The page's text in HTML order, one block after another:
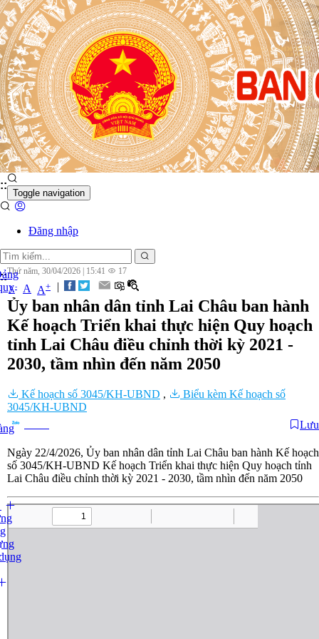
::
Toggle navigation
Đăng nhập
::Thứ năm, 30/04/2026 15:41
17
A- A A+ |
Ủy ban nhân dân tỉnh Lai Châu ban hành
Kế hoạch Triển khai thực hiện Quy hoạch
tỉnh Lai Châu điều chỉnh thời kỳ 2021 -
2030, tầm nhìn đến năm 2050
Kế hoạch số 3045/KH-UBND ,
Biểu kèm Kế hoạch số
3045/KH-UBND
Lưu
Ngày 22/4/2026, Ủy ban nhân dân tỉnh Lai Châu ban hành Kế hoạch
số 3045/KH-UBND Kế hoạch Triển khai thực hiện Quy hoạch tỉnh
Lai Châu điều chỉnh thời kỳ 2021 - 2030, tầm nhìn đến năm 2050